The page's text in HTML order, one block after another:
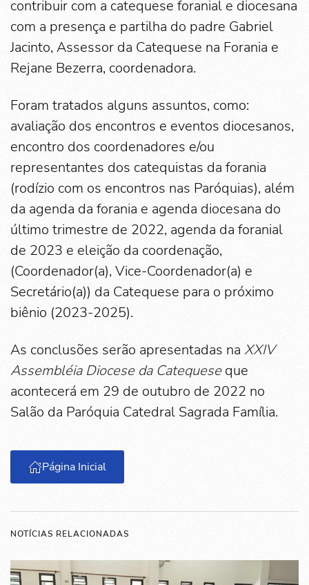
contribuir com a catequese foranial e diocesana
com a presença e partilha do padre Gabriel
Jacinto, Assessor da Catequese na Forania e
Rejane Bezerra, coordenadora.
Foram tratados alguns assuntos, como:
avaliação dos encontros e eventos diocesanos,
encontro dos coordenadores e/ou
representantes dos catequistas da forania
(rodízio com os encontros nas Paróquias), além
da agenda da forania e agenda diocesana do
último trimestre de 2022, agenda da foranial
de 2023 e eleição da coordenação,
(Coordenador(a), Vice-Coordenador(a) e
Secretário(a)) da Catequese para o próximo
biênio (2023-2025).
As conclusões serão apresentadas na XXIV
Assembléia Diocese da Catequeseque
acontecerá em 29 de outubro de 2022 no
Salão da Paróquia Catedral Sagrada Família.
Página Inicial
NOTÍCIAS RELACIONADAS